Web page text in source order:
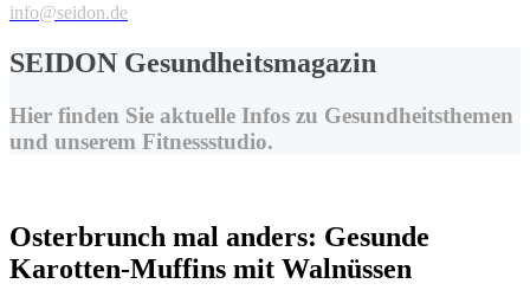
info@seidon.de
SEIDON Gesundheits­magazin
Hier finden Sie aktuelle Infos zu Gesundheitsthemen
und unserem Fitnessstudio.
Osterbrunch mal anders: Gesunde
Karotten-Muffins mit Walnüssen